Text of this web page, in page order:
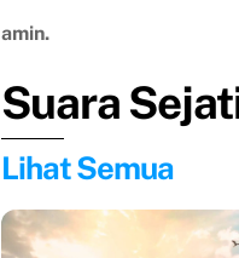
amin.
Suara
Lihat Semua